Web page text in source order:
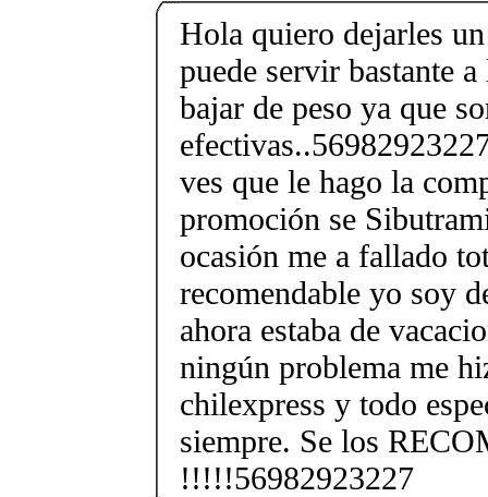
Hola quiero dejarles
puede servir bastante
bajar de peso ya que
ves que le hago la
promoción se
ocasión me a fallado
recomendable yo soy
ahora estaba de
ningún problema me
chilexpress y todo
siempre. Se los
!!!!!56982923227